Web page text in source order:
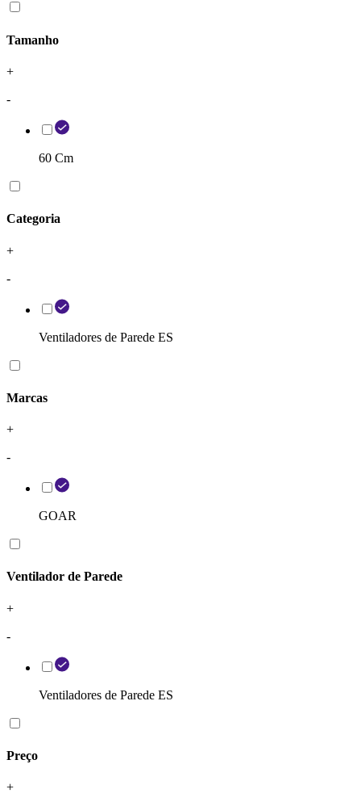
Tamanho
+
-
60 Cm
Categoria
+
-
Ventiladores de Parede ES
Marcas
+
-
GOAR
Ventilador de Parede
+
-
Ventiladores de Parede ES
Preço
+